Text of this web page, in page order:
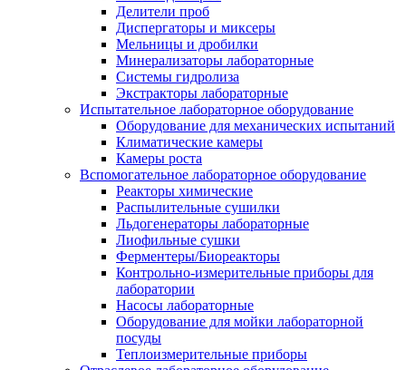
Делители проб
Диспергаторы и миксеры
Мельницы и дробилки
Минерализаторы лабораторные
Системы гидролиза
Экстракторы лабораторные
Испытательное лабораторное оборудование
Оборудование для механических испытаний
Климатические камеры
Камеры роста
Вспомогательное лабораторное оборудование
Реакторы химические
Распылительные сушилки
Льдогенераторы лабораторные
Лиофильные сушки
Ферментеры/Биореакторы
Контрольно-измерительные приборы для
лаборатории
Насосы лабораторные
Оборудование для мойки лабораторной
посуды
Теплоизмерительные приборы